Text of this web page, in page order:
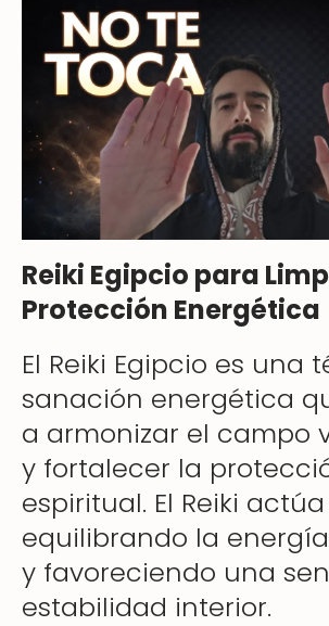
Reiki Egipcio para
Protección Energética
El Reiki Egipcio es una
sanación energética
a armonizar el campo
y fortalecer la
espiritual. El Reiki actúa
equilibrando la
y favoreciendo una
estabilidad interior.